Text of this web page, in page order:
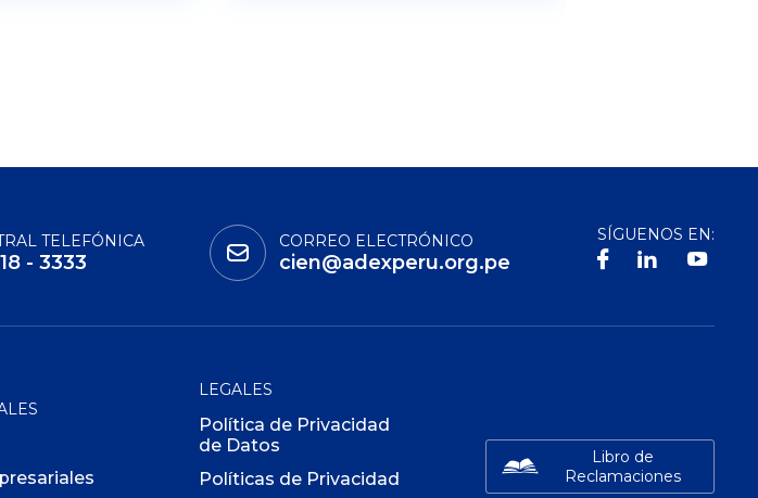
TELEFÓNICA
- 3333
CORREO ELECTRÓNICO
cien@adexperu.org.pe
SÍGUENOS EN:
LEGALES
Política de Privacidad
de Datos
Políticas de Privacidad
Libro de
Reclamaciones